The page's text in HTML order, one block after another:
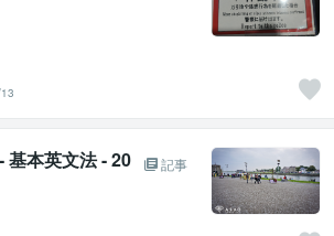
基本英文法 - 20
記事